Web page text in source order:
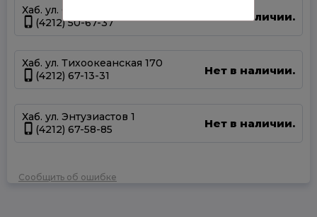
Хаб. ул. Суворова 45
(4212) 50-67-37
Нет в наличии.
Хаб. ул. Тихоокеанская 170
(4212) 67-13-31
Нет в наличии.
Хаб. ул. Энтузиастов 1
(4212) 67-58-85
Нет в наличии.
Сообщить об ошибке